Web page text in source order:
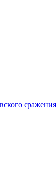
сражения